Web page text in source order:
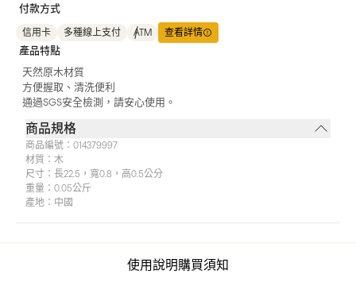
付款方式
信用卡 多種線上支付 ATM 查看詳情
產品特點
天然原木材質
方便握取、清洗便利
通過SGS安全檢測，請安心使用。
商品規格
商品編號： 014379997
材質： 木
尺寸： 長22.5，寬0.8，高0.5公分
重量： 0.05公斤
產地： 中國
使用說明購買須知